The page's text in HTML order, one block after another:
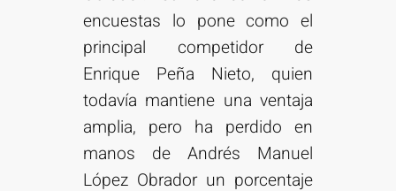
encuestas lo pone como el
principal competidor de
Enrique Peña Nieto, quien
todavía mantiene una ventaja
amplia, pero ha perdido en
manos de Andrés Manuel
López Obrador un porcentaje